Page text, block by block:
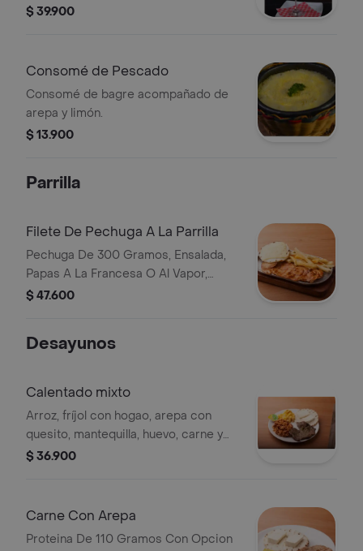
salsa tigre y rodaja de limón.
$ 39.900
Consomé de Pescado
Consomé de bagre acompañado de
arepa y limón.
$ 13.900
Parrilla
Filete De Pechuga A La Parrilla
Pechuga De 300 Gramos, Ensalada,
Papas A La Francesa O Al Vapor,
Arepa Con Queso Mozzarella Y Salsas
$ 47.600
Desayunos
Calentado mixto
Arroz, fríjol con hogao, arepa con
quesito, mantequilla, huevo, carne y
bebida a elegir.
$ 36.900
Carne Con Arepa
Proteina De 110 Gramos Con Opcion